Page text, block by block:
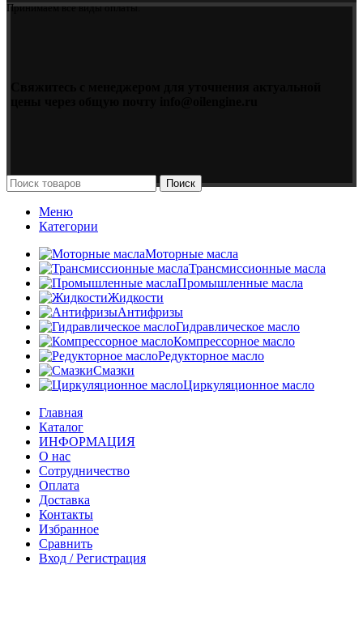
Принимаем все виды оплаты.
Поиск
Меню
Категории
Моторные масла
Трансмиссионные масла
Промышленные масла
Жидкости
Антифризы
Гидравлическое масло
Компрессорное масло
Редукторное масло
Смазки
Циркуляционное масло
Главная
Каталог
ИНФОРМАЦИЯ
О нас
Сотрудничество
Оплата
Доставка
Контакты
Избранное
Сравнить
Вход / Регистрация